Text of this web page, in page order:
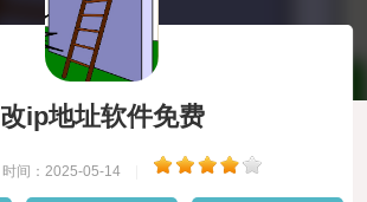
改ip地址软件免费
时间：2025-05-14